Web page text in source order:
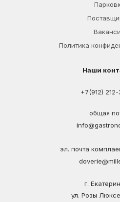
Политика
Наши
+7(912)
общая
эл. почта
г.
ул. Розы